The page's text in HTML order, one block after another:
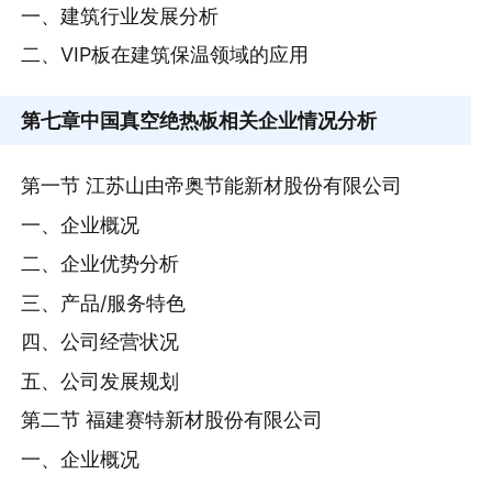
一、建筑行业发展分析
二、VIP板在建筑保温领域的应用
第七章中国真空绝热板相关企业情况分析
第一节 江苏山由帝奥节能新材股份有限公司
一、企业概况
二、企业优势分析
三、产品/服务特色
四、公司经营状况
五、公司发展规划
第二节 福建赛特新材股份有限公司
一、企业概况